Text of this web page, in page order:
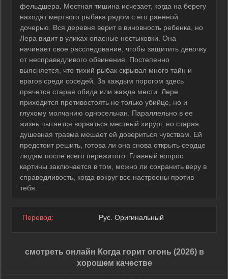
фельдшера. Местная тишина исчезает, когда на берегу
находят мертвого рыбака рядом с его раненой
дочерью. Вся деревня верит в виновность ребенка, но
Лера видит в уликах опасные нестыковки. Она
начинает свое расследование, чтобы защитить девочку
от несправедливого обвинения. Постепенно
выясняется, что тихий рыбак скрывал много тайн и
врагов среди соседей. За каждым порогом здесь
прячется старая обида или жажда мести. Лере
приходится противостоять не только убийце, но и
глухому молчанию односельчан. Параллельно в ее
жизнь пытается ворваться местный хирург, но старая
душевная травма мешает ей довериться чувствам. Ей
предстоит решить, готова ли она снова открыть сердце
людям после всего пережитого. Главный вопрос
картины заключается в том, можно ли сохранить веру в
справедливость, когда вокруг все настроены против
тебя.
Перевод: Рус. Оригинальный
смотреть онлайн Когда горит огонь (2026) в
хорошем качестве